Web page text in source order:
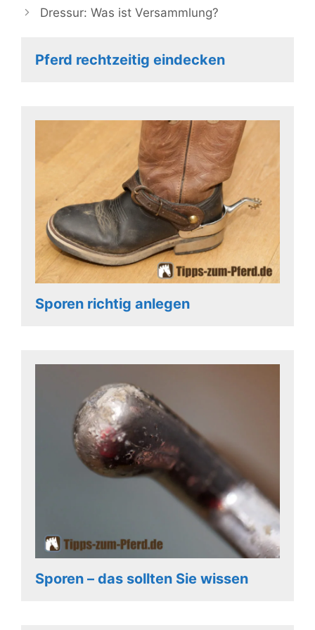
Dressur: Was ist Versammlung?
Pferd rechtzeitig eindecken
Sporen richtig anlegen
Sporen – das sollten Sie wissen